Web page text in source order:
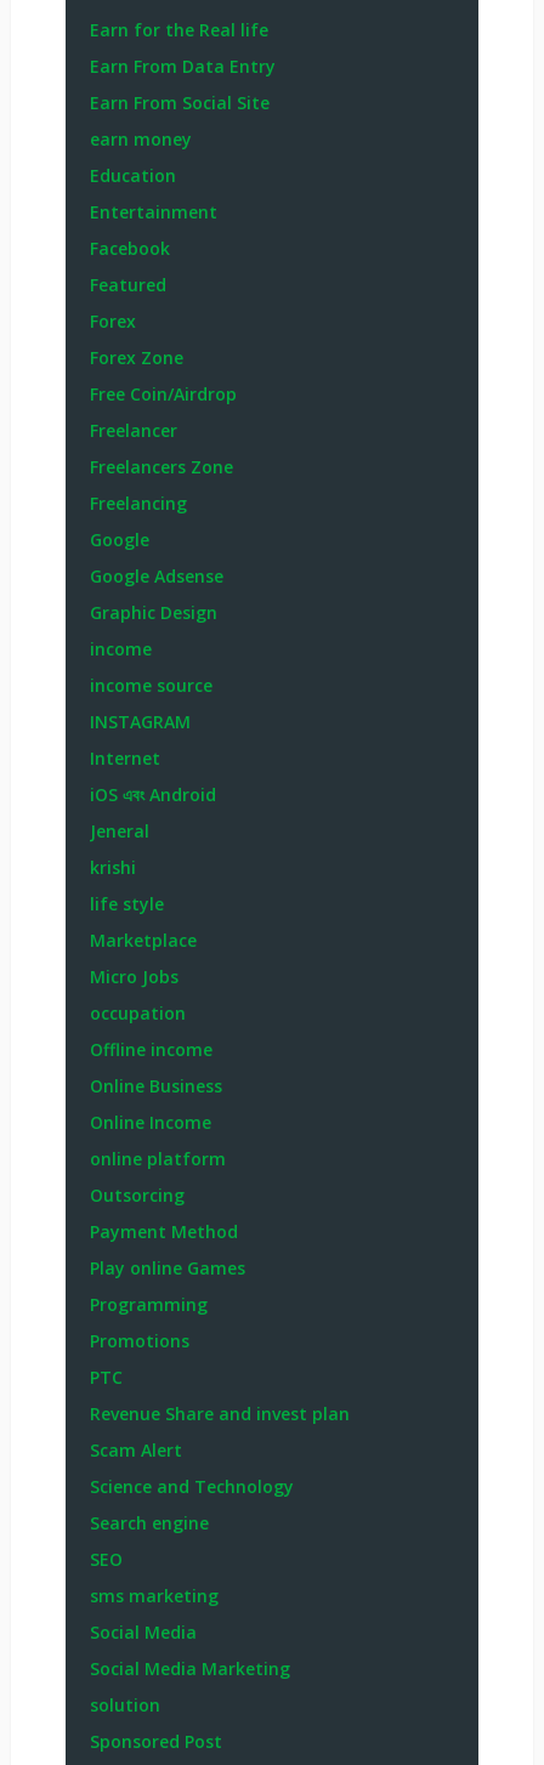
Earn for the Real life
Earn From Data Entry
Earn From Social Site
earn money
Education
Entertainment
Facebook
Featured
Forex
Forex Zone
Free Coin/Airdrop
Freelancer
Freelancers Zone
Freelancing
Google
Google Adsense
Graphic Design
income
income source
INSTAGRAM
Internet
iOS এবং Android
Jeneral
krishi
life style
Marketplace
Micro Jobs
occupation
Offline income
Online Business
Online Income
online platform
Outsorcing
Payment Method
Play online Games
Programming
Promotions
PTC
Revenue Share and invest plan
Scam Alert
Science and Technology
Search engine
SEO
sms marketing
Social Media
Social Media Marketing
solution
Sponsored Post